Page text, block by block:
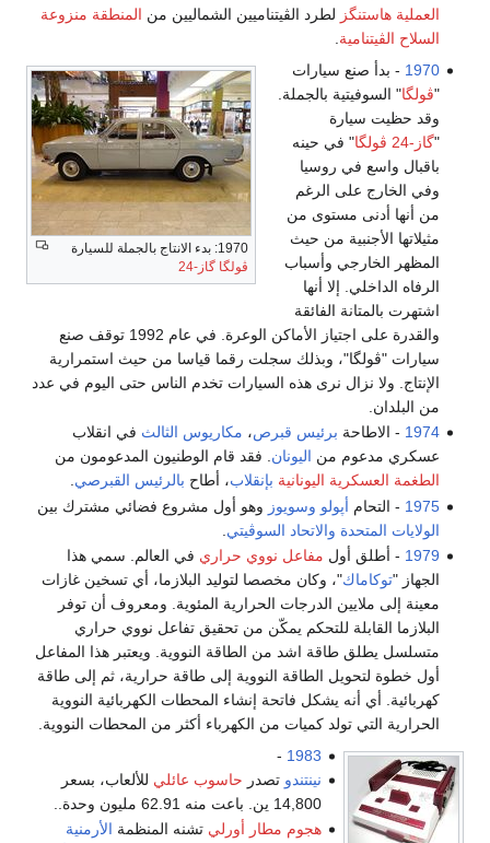
العملية هاستنگز لطرد الڤيتناميين الشماليين من المنطقة منزوعة
السلاح الڤيتنامية
1970: بدء الانتاج بالجملة للسيارة
ڤولگا گاز-24
1970 - بدأ صنع سيارات
"ڤولگا" السوفيتية بالجملة.
وقد حظيت سيارة
"گاز-24 ڤولگا
" في حينه
باقبال واسع في روسيا
وفي الخارج على الرغم
من أنها أدنى مستوى من
مثيلاتها الأجنبية من حيث
المظهر الخارجي وأسباب
الرفاه الداخلي. إلا أنها
اشتهرت بالمتانة الفائقة
والقدرة على اجتياز الأماكن الوعرة. في عام 1992 توقف صنع
سيارات "ڤولگا"، وبذلك سجلت رقما قياسا من حيث استمرارية
الإنتاج. ولا نزال نرى هذه السيارات تخدم الناس حتى اليوم في عدد
من البلدان.
1974 - الاطاحة برئيس قبرص، مكاريوس الثالث في انقلاب
عسكري مدعوم من اليونان. فقد قام الوطنيون المدعومون من
الطغمة العسكرية اليونانية بإنقلاب، أطاح بالرئيس القبرصي.
1975 - التحام أپولو وسويوز وهو أول مشروع فضائي مشترك بين
الولايات المتحدة والاتحاد السوڤيتي
1979 - أطلق أول مفاعل نووي حراري في العالم. سمي هذا
الجهاز "توكاماك"، وكان مخصصا لتوليد البلازما، أي تسخين غازات
معينة إلى ملايين الدرجات الحرارية المئوية. ومعروف أن توفر
البلازما القابلة للتحكم يمكّن من تحقيق تفاعل نووي حراري
متسلسل يطلق طاقة اشد من الطاقة النووية. ويعتبر هذا المفاعل
أول خطوة لتحويل الطاقة النووية إلى طاقة حرارية، ثم إلى طاقة
كهربائية. أي أنه يشكل فاتحة إنشاء المحطات الكهربائية النووية
الحرارية التي تولد كميات من الكهرباء أكثر من المحطات النووية.
1983
-
نينتندو تصدر حاسوب عائلي للألعاب، بسعر
14,800 ين. باعت منه 62.91 مليون وحدة..
هجوم مطار أورلي تشنه المنظمة الأرمنية